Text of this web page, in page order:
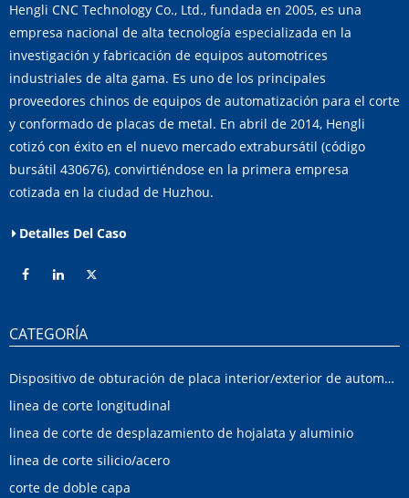
Hengli CNC Technology Co., Ltd., fundada en 2005, es una
empresa nacional de alta tecnología especializada en la
investigación y fabricación de equipos automotrices
industriales de alta gama. Es uno de los principales
proveedores chinos de equipos de automatización para el corte
y conformado de placas de metal. En abril de 2014, Hengli
cotizó con éxito en el nuevo mercado extrabursátil (código
bursátil 430676), convirtiéndose en la primera empresa
cotizada en la ciudad de Huzhou.
Detalles Del Caso
CATEGORÍA
Dispositivo de obturación de placa interior/exterior de automóvil
linea de corte longitudinal
linea de corte de desplazamiento de hojalata y aluminio
linea de corte silicio/acero
corte de doble capa